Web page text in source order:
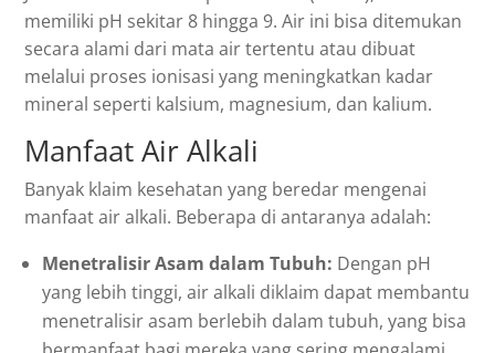
memiliki pH sekitar 8 hingga 9. Air ini bisa ditemukan
secara alami dari mata air tertentu atau dibuat
melalui proses ionisasi yang meningkatkan kadar
mineral seperti kalsium, magnesium, dan kalium.
Manfaat Air Alkali
Banyak klaim kesehatan yang beredar mengenai
manfaat air alkali. Beberapa di antaranya adalah:
Menetralisir Asam dalam Tubuh: Dengan pH
yang lebih tinggi, air alkali diklaim dapat membantu
menetralisir asam berlebih dalam tubuh, yang bisa